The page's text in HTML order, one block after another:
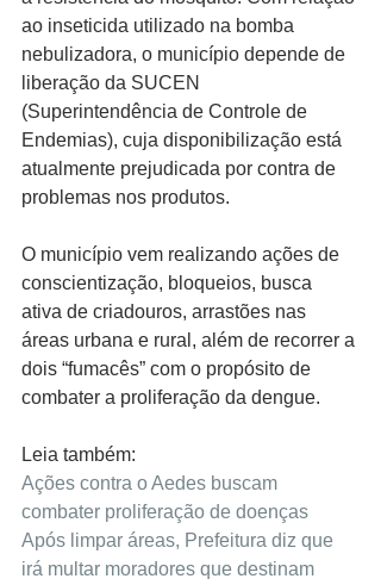
ao inseticida utilizado na bomba
nebulizadora, o município depende de
liberação da SUCEN
(Superintendência de Controle de
Endemias), cuja disponibilização está
atualmente prejudicada por contra de
problemas nos produtos.
O município vem realizando ações de
conscientização, bloqueios, busca
ativa de criadouros, arrastões nas
áreas urbana e rural, além de recorrer a
dois “fumacês” com o propósito de
combater a proliferação da dengue.
Leia também:
Ações contra o Aedes buscam
combater proliferação de doenças
Após limpar áreas, Prefeitura diz que
irá multar moradores que destinam